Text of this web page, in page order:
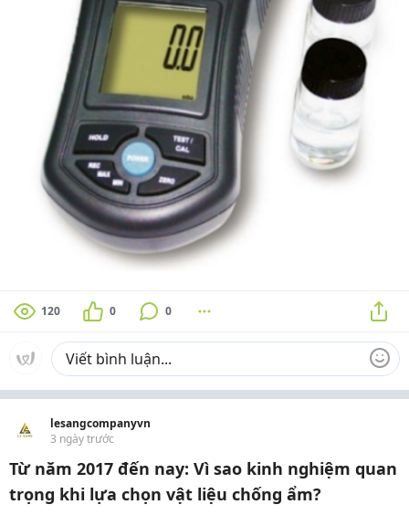
120 0 0
lesangcompanyvn
3 ngày trước
Từ năm 2017 đến nay: Vì sao kinh nghiệm quan
trọng khi lựa chọn vật liệu chống ẩm?